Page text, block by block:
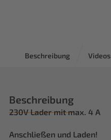
Beschreibung Videos
Beschreibung
230V Lader mit max. 4 A
Anschließen und Laden!